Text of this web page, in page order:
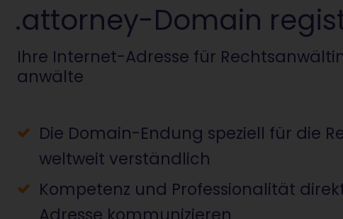
.attorney-Domain
Ihre Internet-Adresse für
anwälte
Die Domain-Endung speziell für die
weltweit verständlich
Kompetenz und Professionalität